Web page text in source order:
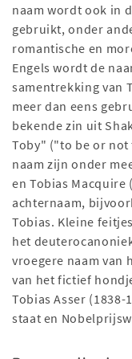
naam wordt ook in
gebruikt, onder
romantische en
Engels wordt de
samentrekking van
meer dan eens
bekende zin uit
Toby" ("to be or not
naam zijn onder
en Tobias Macquire
achternaam,
Tobias. Kleine
het
vroegere naam van
van het fictief
Tobias Asser
staat en